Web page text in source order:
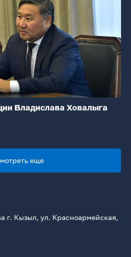
Владислава Ховалыга
еще
г. Кызыл, ул. Красноармейская,